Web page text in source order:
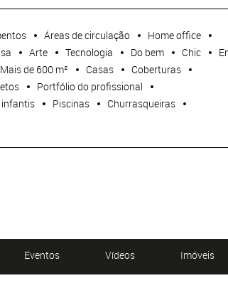
Áreas de circulação
Home office
Arte Tecnologia Do bem Chic
Mais de 600 m² Casas
Coberturas
Portfólio do profissional
Piscinas
Churrasqueiras
Eventos Vídeos Imóveis